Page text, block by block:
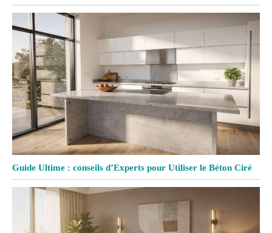
Guide Ultime : conseils d’Experts pour Utiliser le Béton Ciré